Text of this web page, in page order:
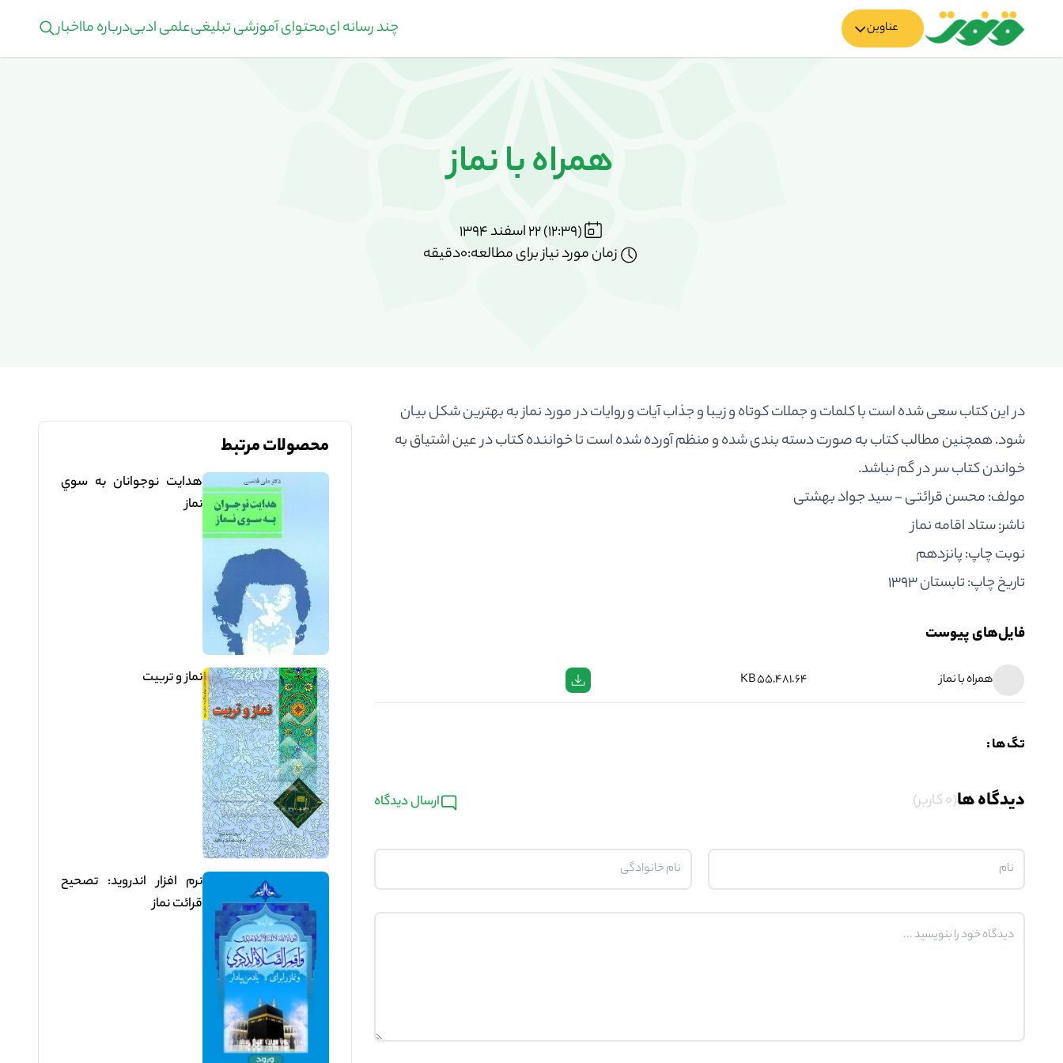
عناوین چند رسانه ایمحتوای آموزشی تبلیغیعلمی ادبیدرباره مااخبار
همراه با نماز
(12:39) 22 اسفند 1394
زمان مورد نیاز برای مطالعه:0دقیقه
در این کتاب سعی شده است با کلمات و جملات کوتاه و زیبا و جذاب آیات و روایات در مورد نماز به بهترین شکل بیان
شود. همچنین مطالب کتاب به صورت دسته بندی شده و منظم آورده شده است تا خواننده کتاب در عین اشتیاق به
خواندن کتاب سر در گم نباشد.
مولف:محسن قرائتی - سید جواد بهشتی
ناشر:ستاد اقامه نماز
نوبت چاپ:پانزدهم
تاریخ چاپ:تابستان 1393
فایل‌های پیوست
همراه با نماز 55,481.64 KB
تگ ها :
دیدگاه ها(0 کاربر) ارسال دیدگاه
محصولات مرتبط
هدايت نوجوانان به سوي
نماز
نماز و تربيت
نرم افزار اندروید: تصحيح
قرائت نماز